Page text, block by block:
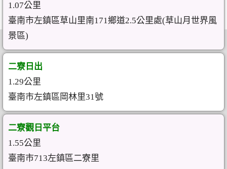
1.07公里
臺南市左鎮區草山里南171鄉道2.5公里處(草山月世界風
景區)
二寮日出
1.29公里
臺南市左鎮區岡林里31號
二寮觀日平台
1.55公里
臺南市713左鎮區二寮里